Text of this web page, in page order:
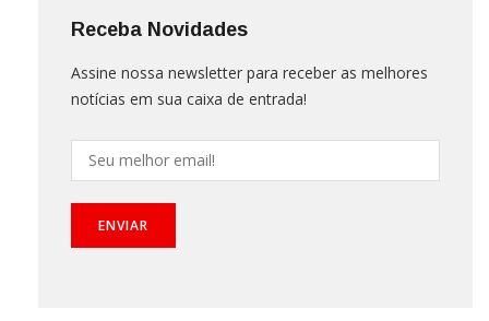
notícias em sua caixa de entrada!